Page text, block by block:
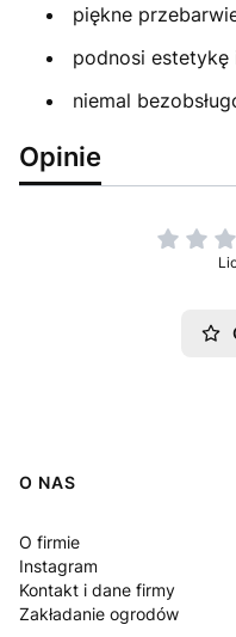
piękne
podnosi
niemal
Opinie
Linki w stopce
O NAS
O firmie
Instagram
Kontakt i dane firmy
Zakładanie ogrodów